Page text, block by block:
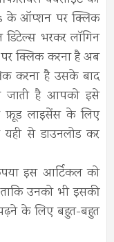
के ऑप्शन पर क्लिक
भरकर लॉगिन
क्लिक करना है अब
करना है उसके बाद
जाती है आपको इसे
फ़ूड लाइसेंस के लिए
से डाउनलोड कर
इस आर्टिकल को
उनको भी इसकी
पढ़ने के लिए बहुत-बहुत